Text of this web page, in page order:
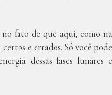
fato de que aqui, como na
e errados. Só você pode
dessas fases lunares e